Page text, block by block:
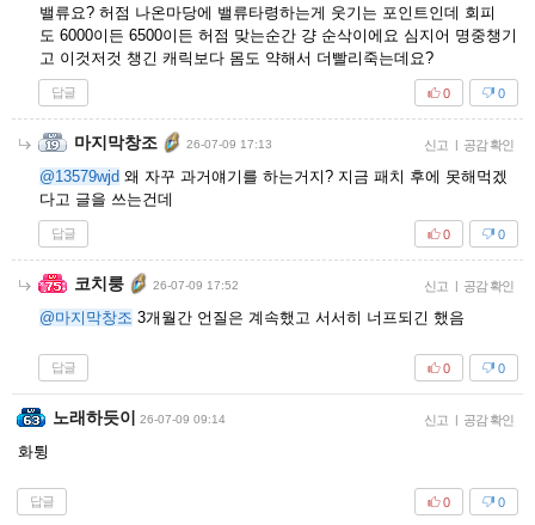
밸류요? 허점 나온마당에 밸류타령하는게 웃기는 포인트인데 회피
도 6000이든 6500이든 허점 맞는순간 걍 순삭이에요 심지어 명중챙기
고 이것저것 챙긴 캐릭보다 몸도 약해서 더빨리죽는데요?
답글 0
0
마지막창조 26-07-09 17:13 신고 | 공감 확인
@13579wjd 왜 자꾸 과거얘기를 하는거지? 지금 패치 후에 못해먹겠
다고 글을 쓰는건데
답글 0
0
코치룽 26-07-09 17:52 신고 | 공감 확인
@마지막창조 3개월간 언질은 계속했고 서서히 너프되긴 했음
답글 0
0
노래하듯이 26-07-09 09:14 신고 | 공감 확인
화튕
답글 0
0